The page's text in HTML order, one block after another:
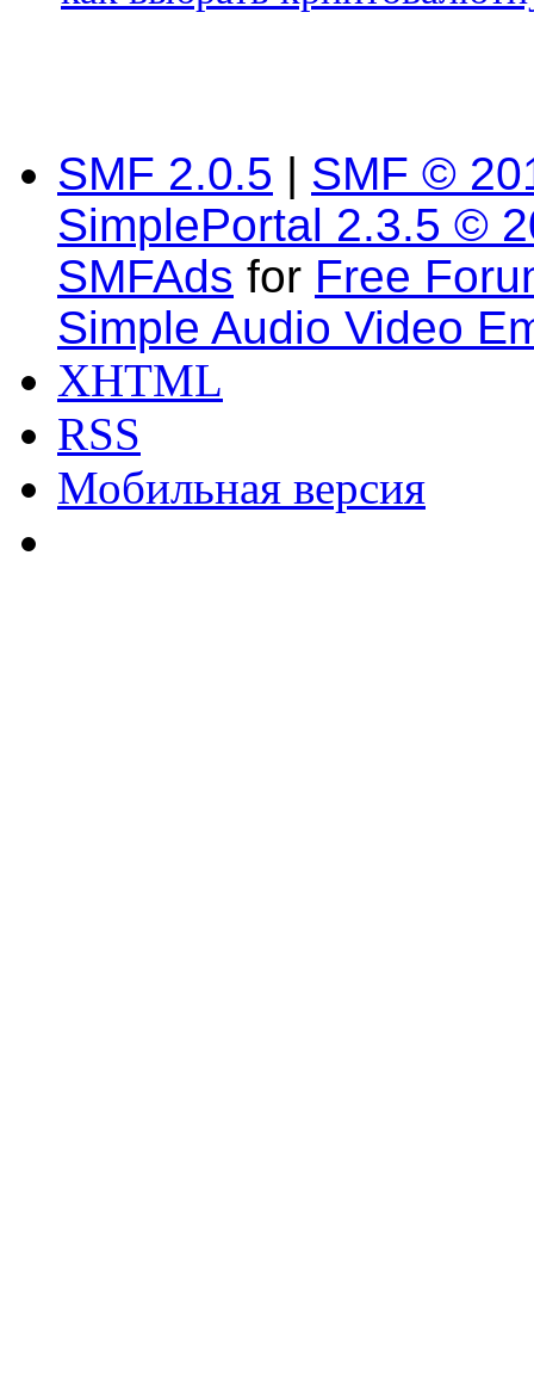
SMF 2.0.5 | SMF ©
SimplePortal 2.3.5 ©
SMFAds for Free
Simple Audio Video
XHTML
RSS
Мобильная версия